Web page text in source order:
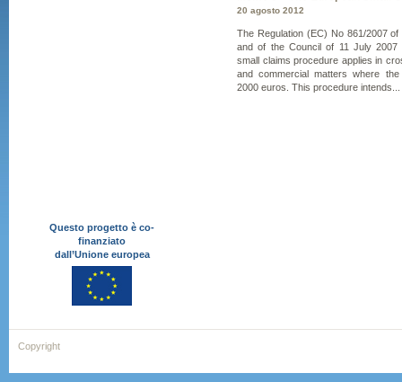
20 agosto 2012
The Regulation (EC) No 861/2007
and of the Council of 11 July 2007
small claims procedure applies in
and commercial matters where
2000 euros. This procedure intends...
Questo progetto è co-
finanziato
dall’Unione europea
Copyright